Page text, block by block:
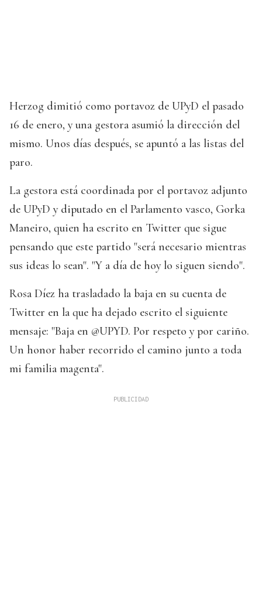
Herzog dimitió como portavoz de UPyD el pasado
16 de enero, y una gestora asumió la dirección del
mismo. Unos días después, se apuntó a las listas del
paro.
La gestora está coordinada por el portavoz adjunto
de UPyD y diputado en el Parlamento vasco, Gorka
Maneiro, quien ha escrito en Twitter que sigue
pensando que este partido "será necesario mientras
sus ideas lo sean". "Y a día de hoy lo siguen siendo".
Rosa Díez ha trasladado la baja en su cuenta de
Twitter en la que ha dejado escrito el siguiente
mensaje: "Baja en @UPYD. Por respeto y por cariño.
Un honor haber recorrido el camino junto a toda
mi familia magenta".